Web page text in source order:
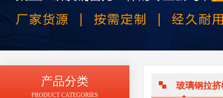
产品分类
PRODUCT CATEGORIES
玻璃钢拉挤